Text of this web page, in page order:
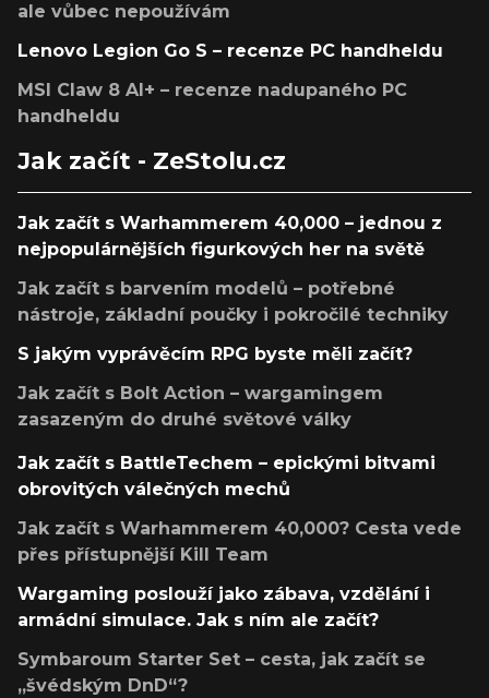
ale vůbec nepoužívám
Lenovo Legion Go S – recenze PC handheldu
MSI Claw 8 AI+ – recenze nadupaného PC
handheldu
Jak začít - ZeStolu.cz
Jak začít s Warhammerem 40,000 – jednou z
nejpopulárnějších figurkových her na světě
Jak začít s barvením modelů – potřebné
nástroje, základní poučky i pokročilé techniky
S jakým vyprávěcím RPG byste měli začít?
Jak začít s Bolt Action – wargamingem
zasazeným do druhé světové války
Jak začít s BattleTechem – epickými bitvami
obrovitých válečných mechů
Jak začít s Warhammerem 40,000? Cesta vede
přes přístupnější Kill Team
Wargaming poslouží jako zábava, vzdělání i
armádní simulace. Jak s ním ale začít?
Symbaroum Starter Set – cesta, jak začít se
„švédským DnD“?